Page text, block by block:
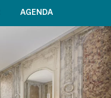
AGENDA